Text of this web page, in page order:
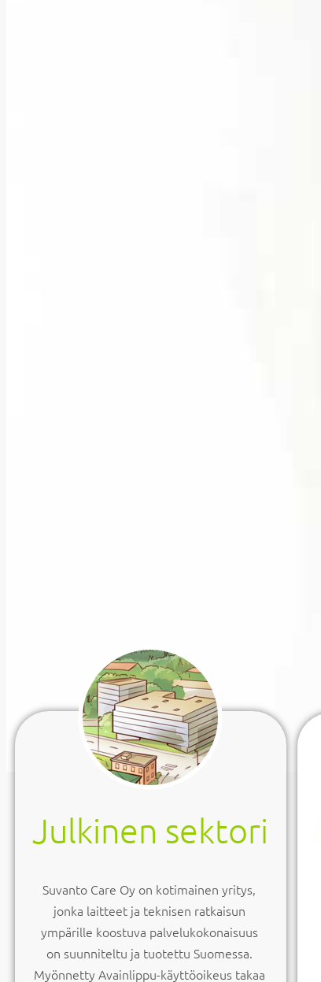
Julkinen sektori
Suvanto Care Oy on kotimainen yritys,
jonka laitteet ja teknisen ratkaisun
ympärille koostuva palvelukokonaisuus
on suunniteltu ja tuotettu Suomessa.
Myönnetty Avainlippu-käyttöoikeus takaa